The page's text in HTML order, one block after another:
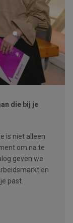
die bij je
is niet alleen
om na te
geven we
en
past.